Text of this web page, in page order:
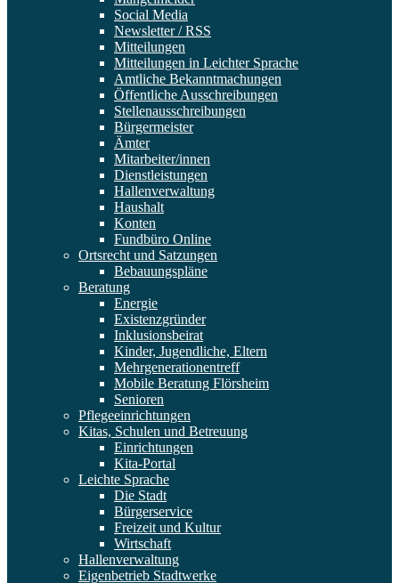
Social Media
Newsletter / RSS
Mitteilungen
Mitteilungen in Leichter Sprache
Amtliche Bekanntmachungen
Öffentliche Ausschreibungen
Stellenausschreibungen
Bürgermeister
Ämter
Mitarbeiter/innen
Dienstleistungen
Hallenverwaltung
Haushalt
Konten
Fundbüro Online
Ortsrecht und Satzungen
Bebauungspläne
Beratung
Energie
Existenzgründer
Inklusionsbeirat
Kinder, Jugendliche, Eltern
Mehrgenerationentreff
Mobile Beratung Flörsheim
Senioren
Pflegeeinrichtungen
Kitas, Schulen und Betreuung
Einrichtungen
Kita-Portal
Leichte Sprache
Die Stadt
Bürgerservice
Freizeit und Kultur
Wirtschaft
Hallenverwaltung
Eigenbetrieb Stadtwerke